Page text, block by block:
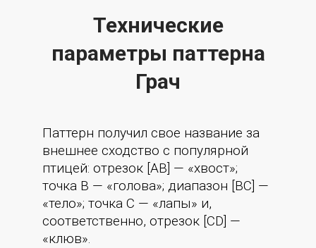
Технические
параметры паттерна
Грач
Паттерн получил свое название за
внешнее сходство с популярной
птицей: отрезок [AB] — «хвост»;
точка В — «голова»; диапазон [BC] —
«тело»; точка С — «лапы» и,
соответственно, отрезок [CD] —
«клюв».